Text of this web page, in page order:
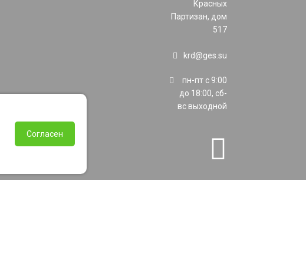
Красных
Партизан, дом
517
krd@ges.su
пн-пт с 9:00
до 18:00, сб-
вс выходной
Согласен